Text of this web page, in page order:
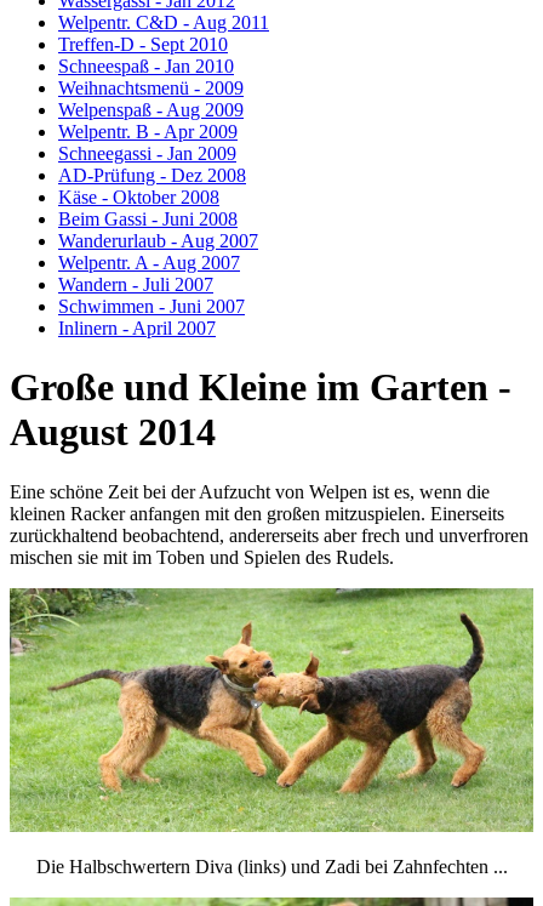
Welpentr. C&D - Aug 2011
Treffen-D - Sept 2010
Schneespaß - Jan 2010
Weihnachtsmenü - 2009
Welpenspaß - Aug 2009
Welpentr. B - Apr 2009
Schneegassi - Jan 2009
AD-Prüfung - Dez 2008
Käse - Oktober 2008
Beim Gassi - Juni 2008
Wanderurlaub - Aug 2007
Welpentr. A - Aug 2007
Wandern - Juli 2007
Schwimmen - Juni 2007
Inlinern - April 2007
Große und Kleine im Garten -
August 2014
Eine schöne Zeit bei der Aufzucht von Welpen ist es, wenn die
kleinen Racker anfangen mit den großen mitzuspielen. Einerseits
zurückhaltend beobachtend, andererseits aber frech und unverfroren
mischen sie mit im Toben und Spielen des Rudels.
Die Halbschwertern Diva (links) und Zadi bei Zahnfechten ...